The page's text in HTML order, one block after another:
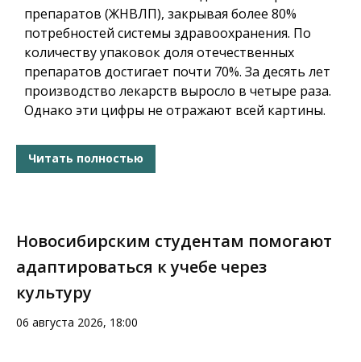
препаратов (ЖНВЛП), закрывая более 80%
потребностей системы здравоохранения. По
количеству упаковок доля отечественных
препаратов достигает почти 70%. За десять лет
производство лекарств выросло в четыре раза.
Однако эти цифры не отражают всей картины.
Читать полностью
Новосибирским студентам помогают
адаптироваться к учебе через
культуру
06 августа 2026, 18:00